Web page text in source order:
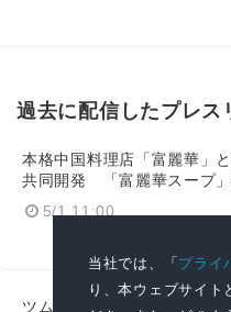
当社では、「プライ
り、本ウェブサイト
過去に配信したプレス
本格中国料理店「富麗華」
共同開発 「富麗華スープ
5/1 11:00
ツムラ「50歳からのフレイ